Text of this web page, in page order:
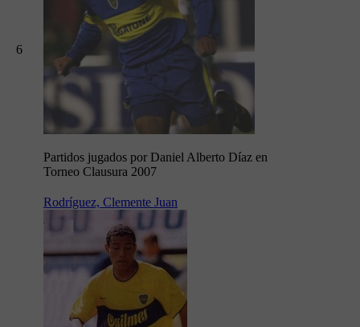
6
Partidos jugados por Daniel Alberto Díaz en
Torneo Clausura 2007
Rodríguez, Clemente Juan